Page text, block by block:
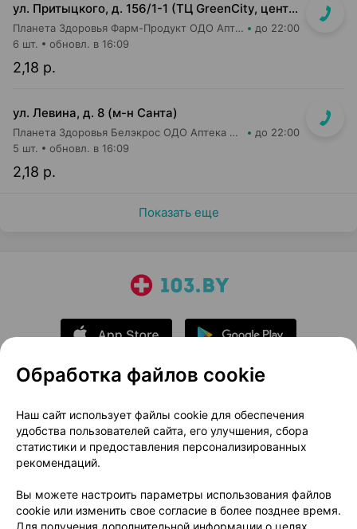
ул. Притыцкого, д. 156/1-1 (ТЦ GreenCity, центральный вход со стороны метро)
Планета Здоровья Фарм-Продукт ОДО Аптека №23 до 22:00
2,18 р.
6 шт. обновл. в 16:09
ул. Левина, д. 8 (м-н Санта)
Планета Здоровья Белэкрос ОДО Аптека №5 до 22:00
2,18 р.
5 шт. обновл. в 16:09
Показать еще
О проекте
Новости проекта
Размещение рекламы
Медицинский маркетинг
Публичный договор
Доставка
Способы оплаты
Вакансии
Партнеры
Написать руководителю 103.by
Обработка файлов cookie
Наш сайт использует файлы cookie для обеспечения
удобства пользователей сайта, его улучшения, сбора
статистики и предоставления персонализированных
рекомендаций.
Вы можете настроить параметры использования файлов
cookie или изменить свое согласие в более позднее время.
Для получения дополнительной информации о целях,